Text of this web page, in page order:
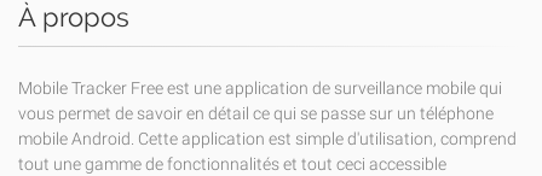
À propos
Mobile Tracker Free est une application de surveillance mobile qui
vous permet de savoir en détail ce qui se passe sur un téléphone
mobile Android. Cette application est simple d'utilisation, comprend
tout une gamme de fonctionnalités et tout ceci accessible